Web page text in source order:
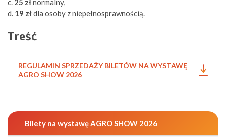
c. 25 złnormalny,
d. 19 złdla osoby z niepełnosprawnością.
Treść
REGULAMIN SPRZEDAŻY BILETÓW NA WYSTAWĘ
AGRO SHOW 2026
Bilety na wystawę AGRO SHOW 2026